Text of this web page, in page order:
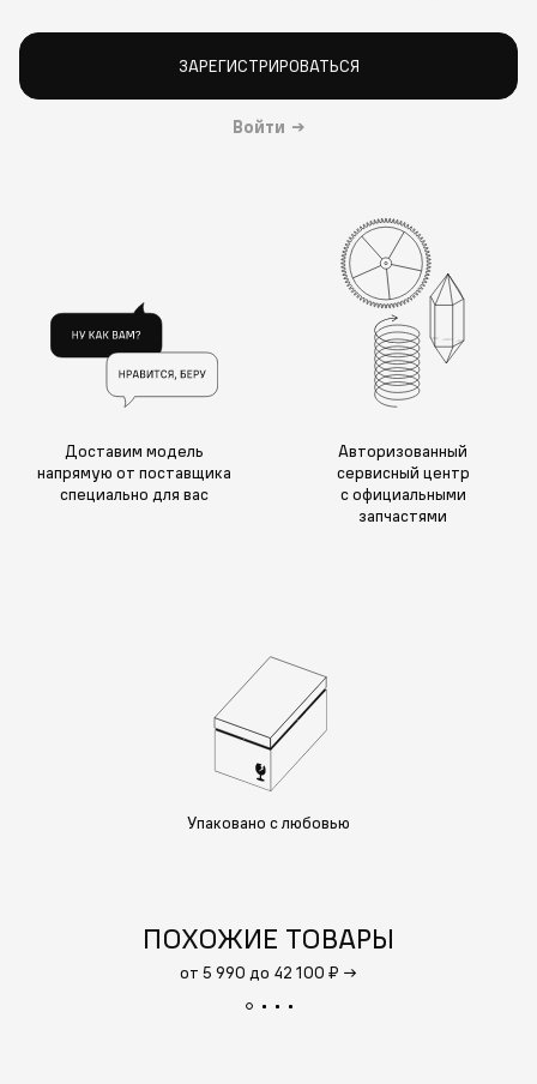
ЗАРЕГИСТРИРОВАТЬСЯ
Войти →
Доставим модель
напрямую от поставщика
специально для вас
Авторизованный
сервисный центр
с официальными
запчастями
Упаковано с любовью
ПОХОЖИЕ ТОВАРЫ
от 5 990 до 42 100 ₽ →